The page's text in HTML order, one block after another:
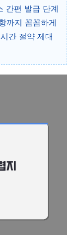
간편 발급 단계
까지 꼼꼼하게
간 절약 제대